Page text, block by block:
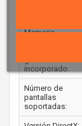
Memoria
incorporado:
Número de
pantallas
soportadas: